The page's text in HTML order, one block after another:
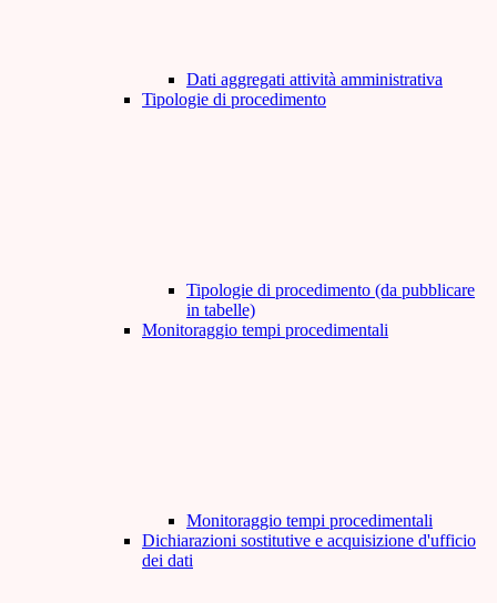
Dati aggregati attività amministrativa
Tipologie di procedimento
Tipologie di procedimento (da pubblicare
in tabelle)
Monitoraggio tempi procedimentali
Monitoraggio tempi procedimentali
Dichiarazioni sostitutive e acquisizione d'ufficio
dei dati